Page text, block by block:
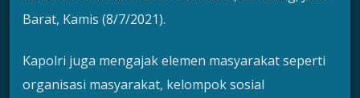
Barat, Kamis (8/7/2021).
Kapolri juga mengajak elemen masyarakat seperti
organisasi masyarakat, kelompok sosial